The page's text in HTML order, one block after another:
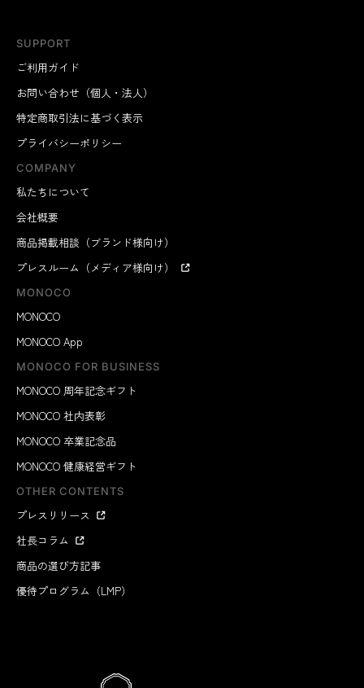
SUPPORT
ご利用ガイド
お問い合わせ（個人・法人）
特定商取引法に基づく表示
プライバシーポリシー
COMPANY
私たちについて
会社概要
商品掲載相談（ブランド様向け）
プレスルーム（メディア様向け）
MONOCO
MONOCO
MONOCO App
MONOCO FOR BUSINESS
MONOCO 周年記念ギフト
MONOCO 社内表彰
MONOCO 卒業記念品
MONOCO 健康経営ギフト
OTHER CONTENTS
プレスリリース
社長コラム
商品の選び方記事
優待プログラム（LMP）